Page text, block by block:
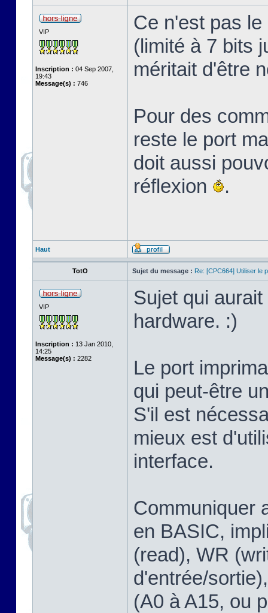
VIP
Inscription : 04 Sep 2007,
19:43
Message(s) : 746
Ce n'est pas
(limité à 7 bits
méritait d'être
Pour des
reste le port
doit aussi
réflexion
.
Haut
TotO Sujet du message : Re: [CPC664] Utiliser le
VIP
Inscription : 13 Jan 2010,
14:25
Message(s) : 2282
Sujet qui
hardware. :)
Le port
qui peut-être
S'il est
mieux est
interface.
Communiquer
en BASIC,
(read), WR
d'entrée/
(A0 à A15, ou